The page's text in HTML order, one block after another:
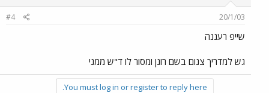
20/1/03
#4
שייפ רעננה
גש למדריך צנום בשם רונן ומסור לו ד"ש ממני
You must log in or register to reply here.